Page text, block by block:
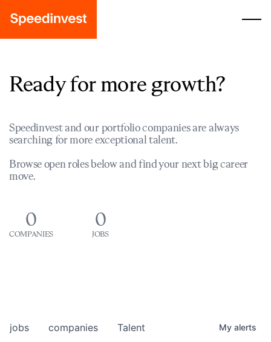
Ready for more growth?
Speedinvest and our portfolio companies are always
searching for more exceptional talent.
Browse open roles below and find your next big career
move.
0
COMPANIES
0
JOBS
jobs companies Talent My alerts